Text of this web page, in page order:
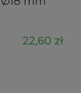
22,60 zł